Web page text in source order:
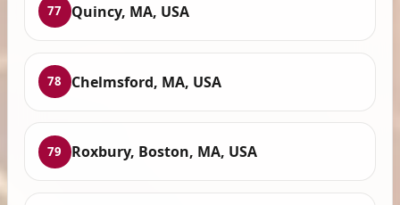
77 Quincy, MA, USA
78 Chelmsford, MA, USA
79 Roxbury, Boston, MA, USA